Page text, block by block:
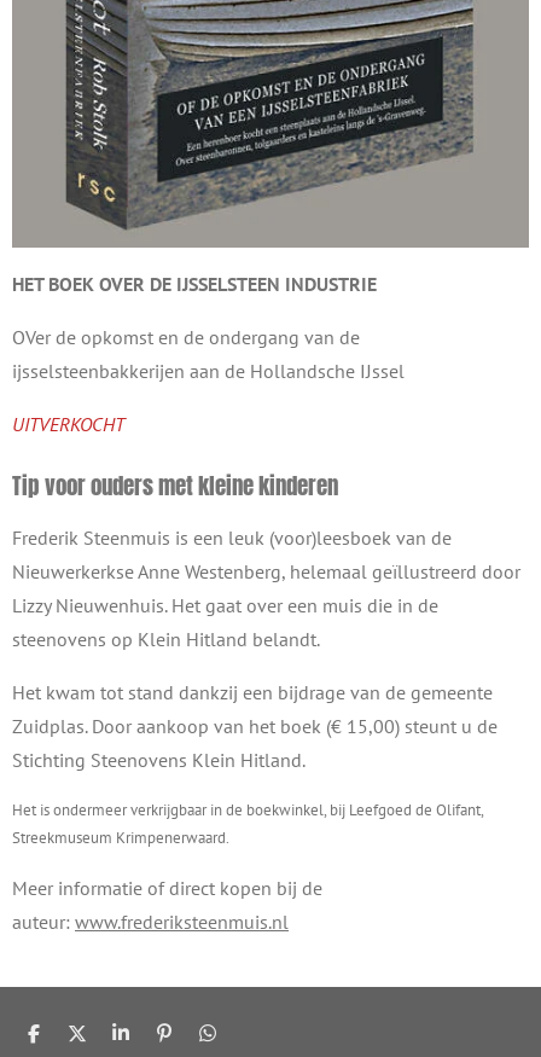
HET BOEK OVER DE IJSSELSTEEN INDUSTRIE
OVer de opkomst en de ondergang van de
ijsselsteenbakkerijen aan de Hollandsche IJssel
UITVERKOCHT
Tip voor ouders met kleine kinderen
Frederik Steenmuis is een leuk (voor)leesboek van de
Nieuwerkerkse Anne Westenberg, helemaal geïllustreerd door
Lizzy Nieuwenhuis. Het gaat over een muis die in de
steenovens op Klein Hitland belandt.
Het kwam tot stand dankzij een bijdrage van de gemeente
Zuidplas. Door aankoop van het boek (€ 15,00) steunt u de
Stichting Steenovens Klein Hitland.
Het is ondermeer verkrijgbaar in de boekwinkel, bij Leefgoed de Olifant,
Streekmuseum Krimpenerwaard.
Meer informatie of direct kopen bij de
auteur: www.frederiksteenmuis.nl
D
D
S
P
D